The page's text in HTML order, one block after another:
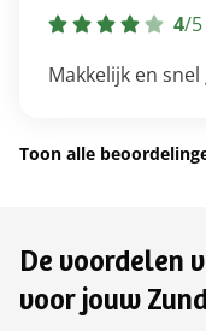
4/5
Makkelijk en
Toon alle
De voordelen
voor jouw